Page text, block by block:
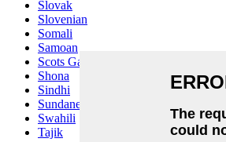
Slovak
Slovenian
Somali
Samoan
Scots Gaelic
Shona
Sindhi
Sundanese
Swahili
Tajik